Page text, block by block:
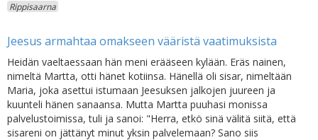
Rippisaarna
Jeesus armahtaa omakseen vääristä vaatimuksista
Heidän vaeltaessaan hän meni erääseen kylään. Eräs nainen,
nimeltä Martta, otti hänet kotiinsa. Hänellä oli sisar, nimeltään
Maria, joka asettui istumaan Jeesuksen jalkojen juureen ja
kuunteli hänen sanaansa. Mutta Martta puuhasi monissa
palvelustoimissa, tuli ja sanoi: "Herra, etkö sinä välitä siitä, että
sisareni on jättänyt minut yksin palvelemaan? Sano siis